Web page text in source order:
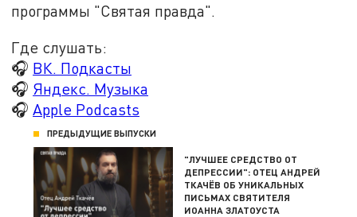
программы "Святая правда".
Где слушать:
🎧 ВК. Подкасты
🎧 Яндекс. Музыка
🎧 Apple Podcasts
ПРЕДЫДУЩИЕ ВЫПУСКИ
"ЛУЧШЕЕ СРЕДСТВО ОТ
ДЕПРЕССИИ": ОТЕЦ АНДРЕЙ
ТКАЧЁВ ОБ УНИКАЛЬНЫХ
ПИСЬМАХ СВЯТИТЕЛЯ
ИОАННА ЗЛАТОУСТА